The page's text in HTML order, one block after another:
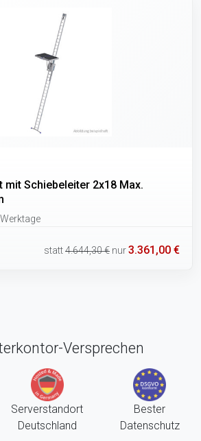
mit Schiebeleiter 2x18 Max.
statt4.644,30 € nur3.361,00 €
Versprechen
Serverstandort
Deutschland
Bester
Datenschutz